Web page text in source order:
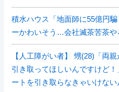
積水ハウス「地面師に55億円
ーかわいそう…会社滅茶苦茶や
【人工障がい者】 甥(28)「両
引き取ってほしいんですけど
ートを引き取らなきゃいけない